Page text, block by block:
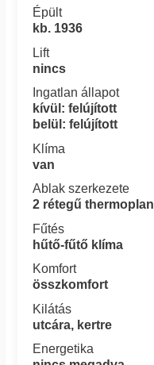
Épült
kb. 1936
Lift
nincs
Ingatlan állapot
kívül: felújított
belül: felújított
Klíma
van
Ablak szerkezete
2 rétegű thermoplan
Fűtés
hűtő-fűtő klíma
Komfort
összkomfort
Kilátás
utcára, kertre
Energetika